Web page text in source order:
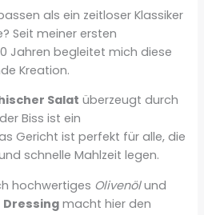
als ein zeitloser Klassiker
Seit meiner ersten
Jahren begleitet mich diese
Kreation.
Salat überzeugt durch
Biss ist ein
Gericht ist perfekt für alle, die
schnelle Mahlzeit legen.
hochwertiges Olivenölund
Dressing macht hier den